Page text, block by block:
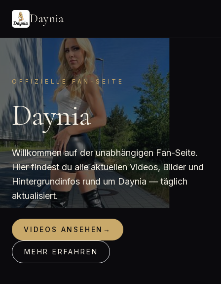
Daynia
OFFIZIELLE FAN-SEITE
Daynia
Willkommen auf der unabhängigen Fan-Seite.
Hier findest du alle aktuellen Videos, Bilder und
Hintergrundinfos rund um Daynia — täglich
aktualisiert.
VIDEOS ANSEHEN →
MEHR ERFAHREN